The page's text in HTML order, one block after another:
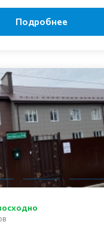
Подробнее